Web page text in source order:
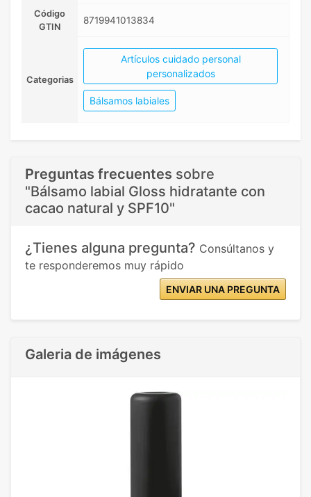
Código
GTIN
8719941013834
Categorias
Artículos cuidado personal
personalizados
Bálsamos labiales
Preguntas frecuentes sobre
"Bálsamo labial Gloss hidratante con
cacao natural y SPF10"
¿Tienes alguna pregunta? Consúltanos y
te responderemos muy rápido
ENVIAR UNA PREGUNTA
Galeria de imágenes